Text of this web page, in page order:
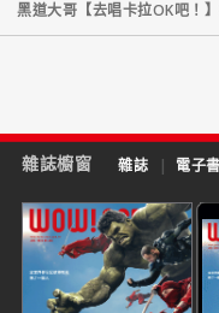
黑道大哥【去唱卡拉OK吧！
雜誌櫥窗 雜誌 | 電子書